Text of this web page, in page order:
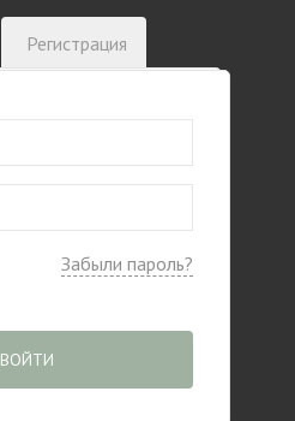
Регистрация
Забыли пароль?
ВОЙТИ